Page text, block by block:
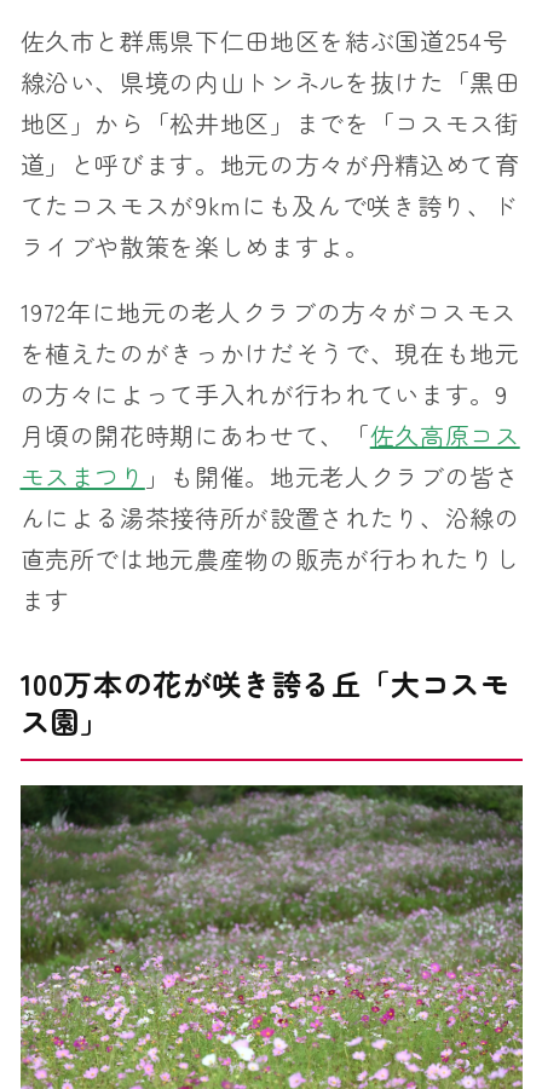
佐久市と群馬県下仁田地区を結ぶ国道254号
線沿い、県境の内山トンネルを抜けた「黒田
地区」から「松井地区」までを「コスモス街
道」と呼びます。地元の方々が丹精込めて育
てたコスモスが9kmにも及んで咲き誇り、ド
ライブや散策を楽しめますよ。
1972年に地元の老人クラブの方々がコスモス
を植えたのがきっかけだそうで、現在も地元
の方々によって手入れが行われています。9
月頃の開花時期にあわせて、「佐久高原コス
モスまつり 」も開催。地元老人クラブの皆さ
んによる湯茶接待所が設置されたり、沿線の
直売所では地元農産物の販売が行われたりし
ます
100万本の花が咲き誇る丘「大コスモ
ス園」